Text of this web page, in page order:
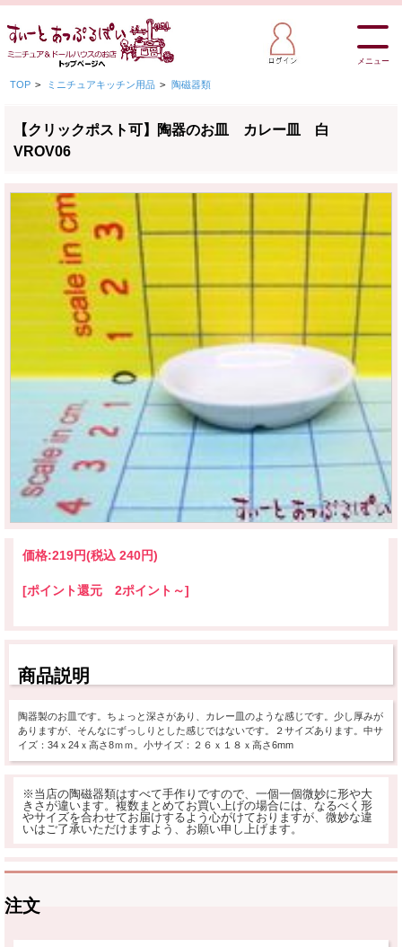
メニュー
TOP > ミニチュアキッチン用品 > 陶磁器類
【クリックポスト可】陶器のお皿 カレー皿 白
VROV06
価格:219円(税込 240円)
[ポイント還元 2ポイント～]
商品説明
陶器製のお皿です。ちょっと深さがあり、カレー皿のような感じです。少し厚みが
ありますが、そんなにずっしりとした感じではないです。２サイズあります。中サ
イズ：34ｘ24ｘ高さ8ｍｍ。小サイズ：２６ｘ１８ｘ高さ6mm
※当店の陶磁器類はすべて手作りですので、一個一個微妙に形や大
きさが違います。複数まとめてお買い上げの場合には、なるべく形
やサイズを合わせてお届けするよう心がけておりますが、微妙な違
いはご了承いただけますよう、お願い申し上げます。
注文